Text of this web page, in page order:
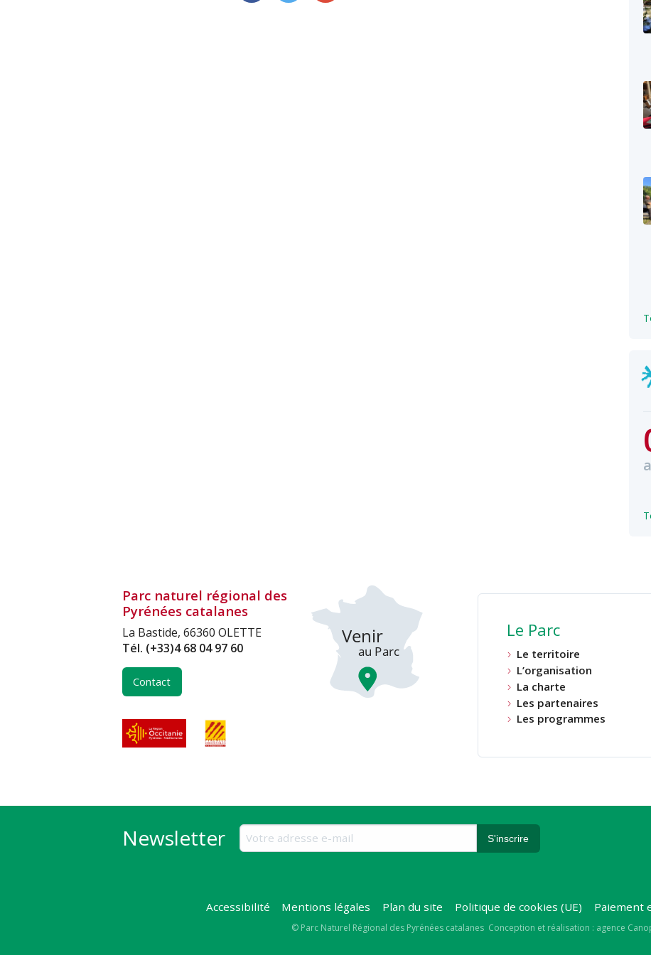
Parc naturel régional des
Pyrénées catalanes
La Bastide, 66360 OLETTE
Tél. (+33)4 68 04 97 60
Contact
Le Parc
Le territoire
L’organisation
La charte
Les partenaires
Les programmes
Newsletter
Accessibilité Mentions légales Plan du site Politique de cookies (UE) Paiement
Copyright
© Parc Naturel Régional des Pyrénées catalanes Conception et réalisation : agence